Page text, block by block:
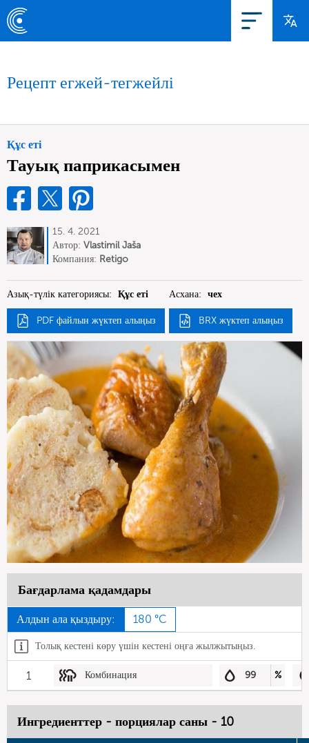
Рецепт егжей-тегжейлі
Құс еті
Тауық паприкасымен
15. 4. 2021
Автор: Vlastimil Jaša
Компания: Retigo
Азық-түлік категориясы: Құс еті Асхана: чех
PDF файлын жүктеп алыңыз BRX жүктеп алыңыз
Бағдарлама қадамдары
Алдын ала қыздыру: 180 °C
Толық кестені көру үшін кестені оңға жылжытыңыз.
1 Комбинация 99 %
Ингредиенттер - порциялар саны - 10